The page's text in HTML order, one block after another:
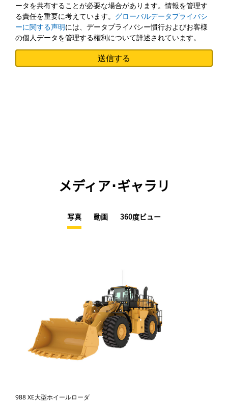
ータを共有することが必要な場合があります。情報を管理す
る責任を重要に考えています。 グローバルデータプライバシ
ーに関する声明には、データプライバシー慣行およびお客様
の個人データを管理する権利について詳述されています。
メディア･ギャラリ
写真 動画 360度ビュー
988 XE大型ホイールローダ